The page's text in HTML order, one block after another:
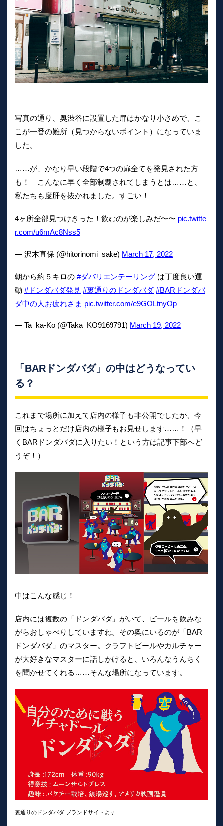
写真の通り、奥渋谷に設置した扉はかなり小さめで、こ
こが一番の難所（見つからないポイント）になっていま
した。
……が、かなり早い段階で4つの扉全てを発見された方
も！ こんなに早く全部制覇されてしまうとは……と、
私たちも度肝を抜かれました。すごい！
4ヶ所全部見つけきった！飲むのが楽しみだ〜〜 pic.twitte
r.com/u6mAc8Nss5
— 沢木直保 (@hitorinomi_sake) March 17, 2022
朝から約５キロの #ダバリエンテーリング は丁度良い運
動 #ドンダバダ発見 #裏通りのドンダバダ #BARドンダバ
ダ中の人お疲れさま pic.twitter.com/e9GOLtnyOp
— Ta_ka-Ko (@Taka_KO9169791) March 19, 2022
「BARドンダバダ」の中はどうなってい
る？
これまで場所に加えて店内の様子も非公開でしたが、今
回はちょっとだけ店内の様子もお見せします……！（早
くBARドンダバダに入りたい！という方は記事下部へど
うぞ！）
中はこんな感じ！
店内には複数の「ドンダバダ」がいて、ビールを飲みな
がらおしゃべりしていますね。その奥にいるのが「BAR
ドンダバダ」のマスター。クラフトビールやカルチャー
が大好きなマスターに話しかけると、いろんなうんちく
を聞かせてくれる……そんな場所になっています。
裏通りのドンダバダ ブランドサイトより